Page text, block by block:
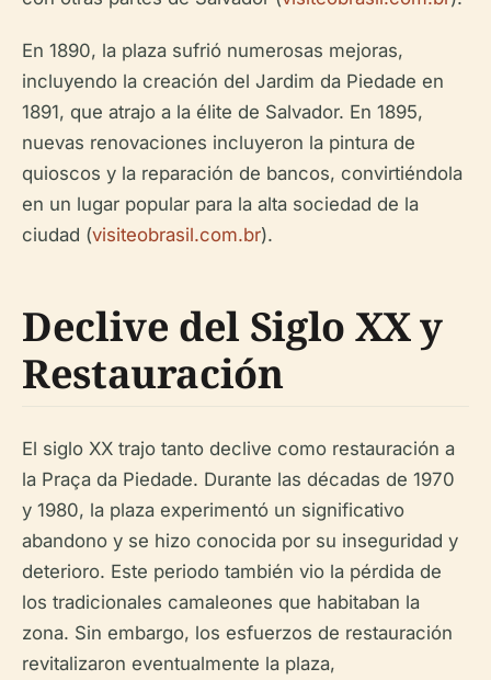
En 1890, la plaza sufrió numerosas mejoras,
incluyendo la creación del Jardim da Piedade en
1891, que atrajo a la élite de Salvador. En 1895,
nuevas renovaciones incluyeron la pintura de
quioscos y la reparación de bancos, convirtiéndola
en un lugar popular para la alta sociedad de la
ciudad (visiteobrasil.com.br).
Declive del Siglo XX y
Restauración
El siglo XX trajo tanto declive como restauración a
la Praça da Piedade. Durante las décadas de 1970
y 1980, la plaza experimentó un significativo
abandono y se hizo conocida por su inseguridad y
deterioro. Este periodo también vio la pérdida de
los tradicionales camaleones que habitaban la
zona. Sin embargo, los esfuerzos de restauración
revitalizaron eventualmente la plaza,